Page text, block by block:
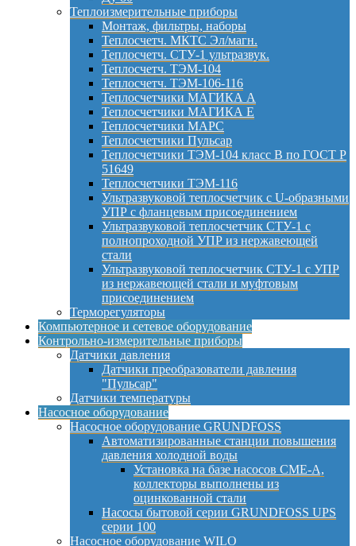
Теплоизмерительные приборы
Монтаж, фильтры, наборы
Теплосчетч. МКТС Эл/магн.
Теплосчетч. СТУ-1 ультразвук.
Теплосчетч. ТЭМ-104
Теплосчетч. ТЭМ-106-116
Теплосчетчики МАГИКА А
Теплосчетчики МАГИКА Е
Теплосчетчики МАРС
Теплосчетчики Пульсар
Теплосчетчики ТЭМ-104 класс B по ГОСТ Р
51649
Теплосчетчики ТЭМ-116
Ультразвуковой теплосчетчик с U-образными
УПР с фланцевым присоединением
Ультразвуковой теплосчетчик СТУ-1 с
полнопроходной УПР из нержавеющей
стали
Ультразвуковой теплосчетчик СТУ-1 с УПР
из нержавеющей стали и муфтовым
присоединением
Терморегуляторы
Компьютерное и сетевое оборудование
Контрольно-измерительные приборы
Датчики давления
Датчики преобразователи давления
"Пульсар"
Датчики температуры
Насосное оборудование
Насосное оборудование GRUNDFOSS
Автоматизированные станции повышения
давления холодной воды
Установка на базе насосов CME-A,
коллекторы выполнены из
оцинкованной стали
Насосы бытовой серии GRUNDFOSS UPS
серии 100
Насосное оборудование WILO